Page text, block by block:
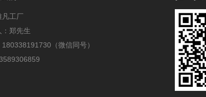
凡工厂
：郑先生
180338191730（微信同号）